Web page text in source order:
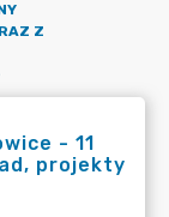
Z
- 11
projekty